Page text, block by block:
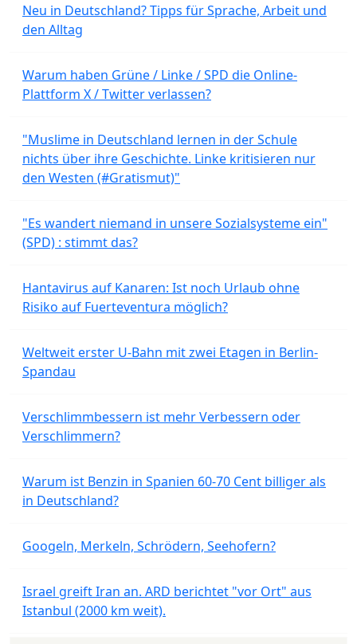
Neu in Deutschland? Tipps für Sprache, Arbeit und
den Alltag
Warum haben Grüne / Linke / SPD die Online-
Plattform X / Twitter verlassen?
"Muslime in Deutschland lernen in der Schule
nichts über ihre Geschichte. Linke kritisieren nur
den Westen (#Gratismut)"
"Es wandert niemand in unsere Sozialsysteme ein"
(SPD) : stimmt das?
Hantavirus auf Kanaren: Ist noch Urlaub ohne
Risiko auf Fuerteventura möglich?
Weltweit erster U-Bahn mit zwei Etagen in Berlin-
Spandau
Verschlimmbessern ist mehr Verbessern oder
Verschlimmern?
Warum ist Benzin in Spanien 60-70 Cent billiger als
in Deutschland?
Googeln, Merkeln, Schrödern, Seehofern?
Israel greift Iran an. ARD berichtet "vor Ort" aus
Istanbul (2000 km weit).